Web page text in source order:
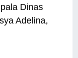
Dinas
Adelina,